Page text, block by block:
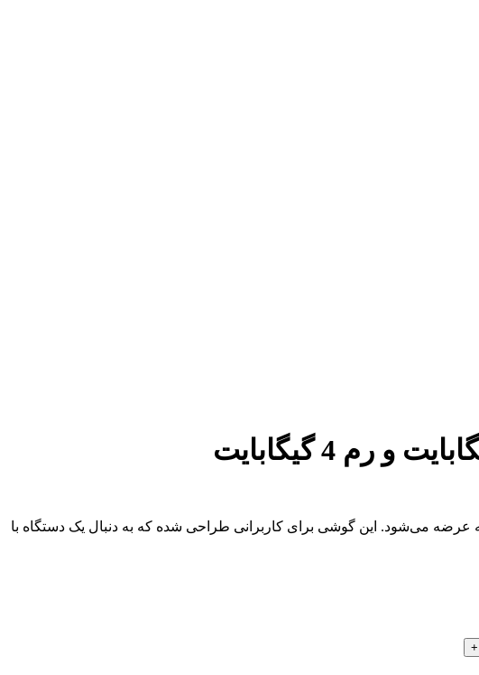
عرضه می‌شود. این گوشی برای کاربرانی طراحی شده که به دنبال یک دستگاه با